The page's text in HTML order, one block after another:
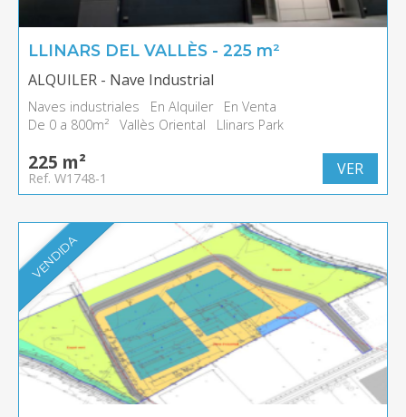
LLINARS DEL VALLÈS - 225 m²
ALQUILER - Nave Industrial
Naves industriales En Alquiler
En Venta
De 0 a 800m²
Vallès Oriental Llinars Park
225 m²
Ref. W1748-1 VER
VENDIDA